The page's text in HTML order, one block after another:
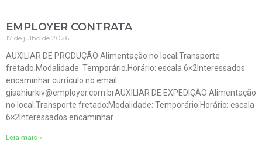
EMPLOYER CONTRATA
17 de julho de 2026
AUXILIAR DE PRODUÇÃO Alimentação no local;Transporte
fretado;Modalidade: Temporário.Horário: escala 6×2Interessados
encaminhar currículo no email
gisahiurkiv@employer.com.brAUXILIAR DE EXPEDIÇÃO Alimentação
no local;Transporte fretado;Modalidade: Temporário.Horário: escala
6×2Interessados encaminhar
Leia mais »